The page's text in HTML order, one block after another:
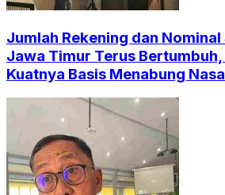
Jumlah Rekening dan
Jawa Timur Terus
Kuatnya Basis Menabung